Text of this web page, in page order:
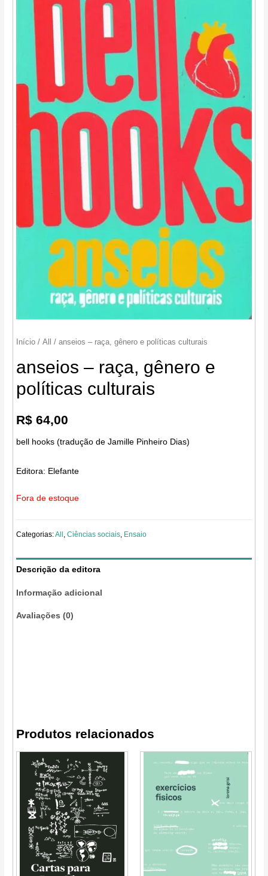
Início /All / anseios – raça, gênero e políticas culturais
anseios – raça, gênero e
políticas culturais
R$ 64,00
bell hooks (tradução de Jamille Pinheiro Dias)
Editora: Elefante
Fora de estoque
Categorias:All ,Ciências sociais Ensaio
Descrição da editora
Informação adicional
Avaliações (0)
Produtos relacionados